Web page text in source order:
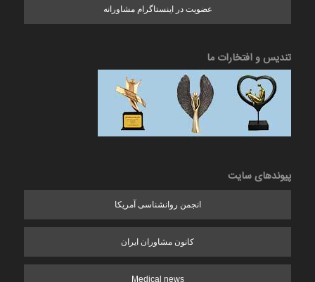
عضویت در اینستاگرام مشاورانه
تندیس و افتخارات ما
پیوندهای سایت
انجمن روانشناسی آمریکا
کانون مشاوران ایران
Medical news